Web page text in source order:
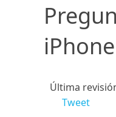
Última
Tweet